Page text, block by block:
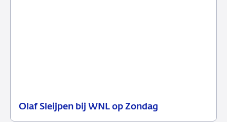
Olaf Sleijpen bij WNL op Zondag